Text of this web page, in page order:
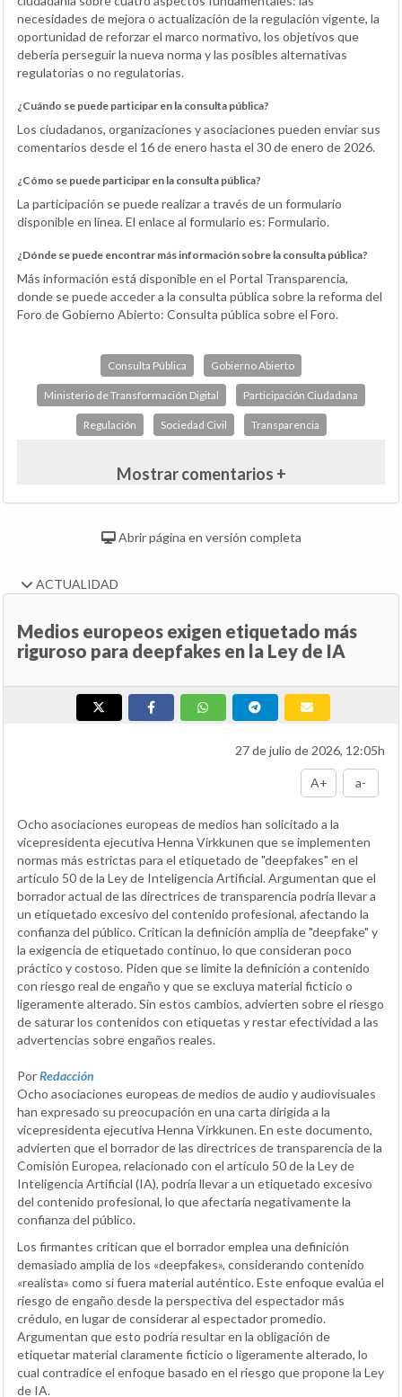
necesidades de mejora o actualización de la regulación vigente, la
oportunidad de reforzar el marco normativo, los objetivos que
debería perseguir la nueva norma y las posibles alternativas
regulatorias o no regulatorias.
¿Cuándo se puede participar en la consulta pública?
Los ciudadanos, organizaciones y asociaciones pueden enviar sus
comentarios desde el 16 de enero hasta el 30 de enero de 2026.
¿Cómo se puede participar en la consulta pública?
La participación se puede realizar a través de un formulario
disponible en línea. El enlace al formulario es: Formulario.
¿Dónde se puede encontrar más información sobre la consulta pública?
Más información está disponible en el Portal Transparencia,
donde se puede acceder a la consulta pública sobre la reforma del
Foro de Gobierno Abierto: Consulta pública sobre el Foro.
Consulta Pública Gobierno Abierto
Ministerio de Transformación Digital Participación Ciudadana
Regulación Sociedad Civil Transparencia
Mostrar comentarios +
Abrir página en versión completa
ACTUALIDAD
Medios europeos exigen etiquetado más
riguroso para deepfakes en la Ley de IA
27 de julio de 2026, 12:05h
A+ a-
Ocho asociaciones europeas de medios han solicitado a la
vicepresidenta ejecutiva Henna Virkkunen que se implementen
normas más estrictas para el etiquetado de "deepfakes" en el
artículo 50 de la Ley de Inteligencia Artificial. Argumentan que el
borrador actual de las directrices de transparencia podría llevar a
un etiquetado excesivo del contenido profesional, afectando la
confianza del público. Critican la definición amplia de "deepfake" y
la exigencia de etiquetado continuo, lo que consideran poco
práctico y costoso. Piden que se limite la definición a contenido
con riesgo real de engaño y que se excluya material ficticio o
ligeramente alterado. Sin estos cambios, advierten sobre el riesgo
de saturar los contenidos con etiquetas y restar efectividad a las
advertencias sobre engaños reales.
PorRedacción
Ocho asociaciones europeas de medios de audio y audiovisuales
han expresado su preocupación en una carta dirigida a la
vicepresidenta ejecutiva Henna Virkkunen. En este documento,
advierten que el borrador de las directrices de transparencia de la
Comisión Europea, relacionado con el artículo 50 de la Ley de
Inteligencia Artificial (IA), podría llevar a un etiquetado excesivo
del contenido profesional, lo que afectaría negativamente la
confianza del público.
Los firmantes critican que el borrador emplea una definición
demasiado amplia de los «deepfakes», considerando contenido
«realista» como si fuera material auténtico. Este enfoque evalúa el
riesgo de engaño desde la perspectiva del espectador más
crédulo, en lugar de considerar al espectador promedio.
Argumentan que esto podría resultar en la obligación de
etiquetar material claramente ficticio o ligeramente alterado, lo
cual contradice el enfoque basado en el riesgo que propone la Ley
de IA.